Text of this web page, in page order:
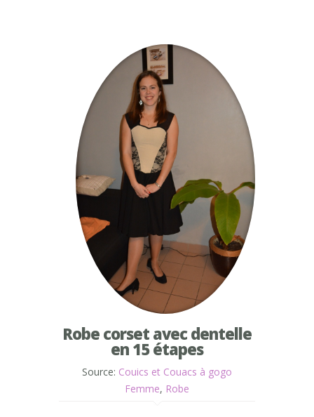
Robe corset avec dentelle
en 15 étapes
Source: Couics et Couacs à gogo
Femme, Robe